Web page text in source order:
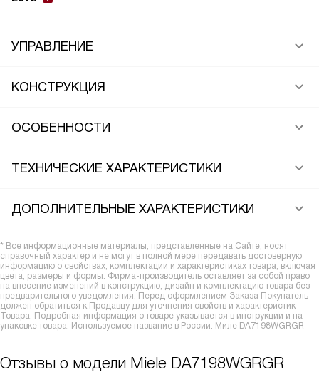
УПРАВЛЕНИЕ
КОНСТРУКЦИЯ
ОСОБЕННОСТИ
ТЕХНИЧЕСКИЕ ХАРАКТЕРИСТИКИ
ДОПОЛНИТЕЛЬНЫЕ ХАРАКТЕРИСТИКИ
* Все информационные материалы, представленные на Сайте, носят
справочный характер и не могут в полной мере передавать достоверную
информацию о свойствах, комплектации и характеристиках товара, включая
цвета, размеры и формы. Фирма-производитель оставляет за собой право
на внесение изменений в конструкцию, дизайн и комплектацию товара без
предварительного уведомления. Перед оформлением Заказа Покупатель
должен обратиться к Продавцу для уточнения свойств и характеристик
Товара. Подробная информация о товаре указывается в инструкции и на
упаковке товара. Используемое название в России: Миле DA7198WGRGR
Отзывы о модели Miele DA7198WGRGR